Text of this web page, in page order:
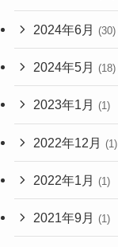
2024年6月 (30)
2024年5月 (18)
2023年1月 (1)
2022年12月 (1)
2022年1月 (1)
2021年9月 (1)